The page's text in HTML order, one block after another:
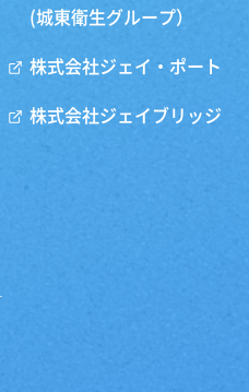
(城東衛生グループ）
株式会社ジェイ・ポート
株式会社ジェイブリッジ